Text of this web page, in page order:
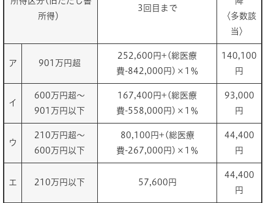
所得）
3回目まで
〈多数該
当〉
ア 901万円超
252,600円+(総医療
費-842,000円)×1％
140,100
円
イ
600万円超～
901万円以下
167,400円+(総医療
費-558,000円)×1％
93,000
円
ウ
210万円超～
600万円以下
80,100円+(総医療
費-267,000円)×1％
44,400
円
エ 210万円以下 57,600円
44,400
円